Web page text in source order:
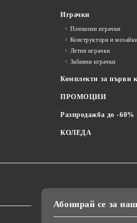
Играчки
Плюшени играчки
Конструктори и мозайки
Летни играчки
Забавни играчки
Комплекти за първи
ПРОМОЦИИ
Разпродажба до -60%
КОЛЕДА
Абонирай се за